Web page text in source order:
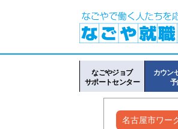
なごやジョブ
サポートセンター
カウン
名古屋市ワー